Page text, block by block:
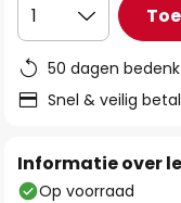
1
50 dagen
Snel & veilig
Informatie over
Op voorraad